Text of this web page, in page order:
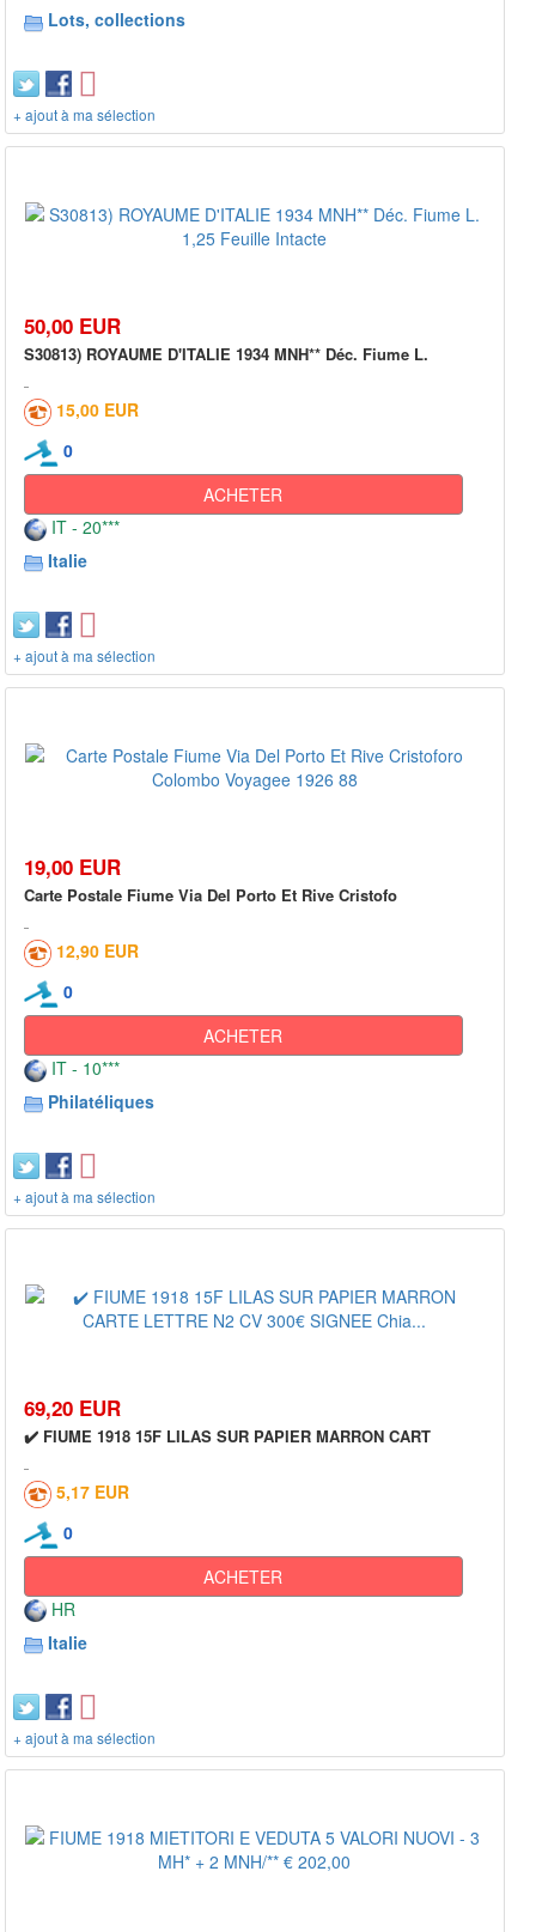
Lots, collections
+ ajout à ma sélection
50,00 EUR
S30813) ROYAUME D'ITALIE 1934 MNH** Déc. Fiume L.
15,00 EUR
0
ACHETER
IT - 20***
Italie
+ ajout à ma sélection
19,00 EUR
Carte Postale Fiume Via Del Porto Et Rive Cristofo
12,90 EUR
0
ACHETER
IT - 10***
Philatéliques
+ ajout à ma sélection
69,20 EUR
✔️ FIUME 1918 15F LILAS SUR PAPIER MARRON CART
5,17 EUR
0
ACHETER
HR
Italie
+ ajout à ma sélection